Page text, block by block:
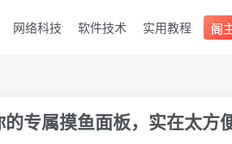
网络科技 软件技术 实用教程 阁
专属摸鱼面板，实在太方